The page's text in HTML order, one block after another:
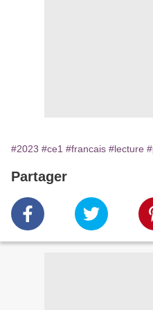
#2023 #ce1 #francais #lecture
Partager